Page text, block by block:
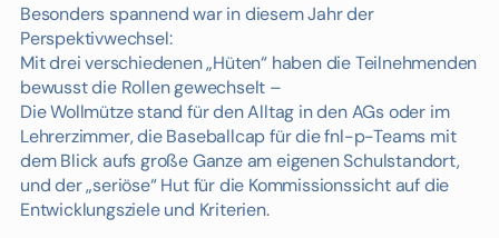
Besonders spannend war in diesem Jahr der
Perspektivwechsel:
Mit drei verschiedenen „Hüten“ haben die Teilnehmenden
bewusst die Rollen gewechselt –
Die Wollmütze stand für den Alltag in den AGs oder im
Lehrerzimmer, die Baseballcap für die fnl-p-Teams mit
dem Blick aufs große Ganze am eigenen Schulstandort,
und der „seriöse“ Hut für die Kommissionssicht auf die
Entwicklungsziele und Kriterien.